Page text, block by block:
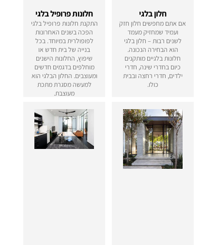
חלון בלגי
אם אתם מחפשים חלון חזק
ועמיד שמחזיק מעמד
לשנים רבות – חלון בלגי
הוא הבחירה הנכונה.
חלונות בלגיים מותקנים
כיום בחדרי שינה, חדרי
ילדים, חדרי רחצה ובבית
כולו.
חלונות פרופיל בלגי
התקנת חלונות פרופיל בלגי
הפכה בשנים האחרונות
לפופולרית במיוחד. בכל
בנייה של בית חדש או
שיפוץ, החלונות הישנים
מוחלפים בדגמים חדשים
ומעוצבים. החלון הבלגי הוא
למעשה מסגרת מתכת
מעוצבת.